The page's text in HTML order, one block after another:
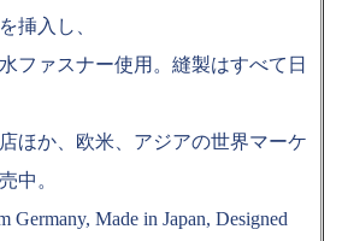
挿入し、
ファスナー使用。縫製はすべて日
ほか、欧米、アジアの世界マーケ
中。
Germany, Made in Japan, Designed